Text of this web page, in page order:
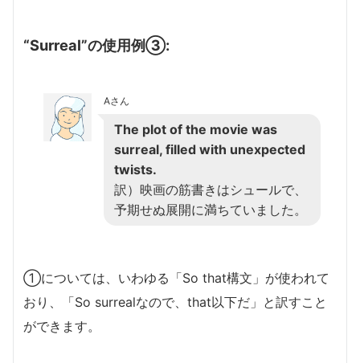
“Surreal”の使用例③:
Aさん
The plot of the movie was
surreal, filled with unexpected
twists.
訳）映画の筋書きはシュールで、
予期せぬ展開に満ちていました。
①については、いわゆる「So that構文」が使われて
おり、「So surrealなので、that以下だ」と訳すこと
ができます。